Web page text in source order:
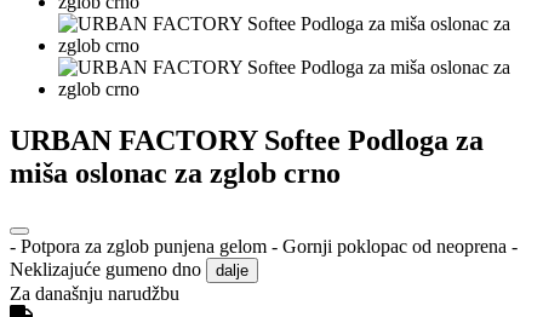
URBAN FACTORY Softee Podloga za
miša oslonac za zglob crno
- Potpora za zglob punjena gelom - Gornji poklopac od neoprena -
Neklizajuće gumeno dno
dalje
Za današnju narudžbu